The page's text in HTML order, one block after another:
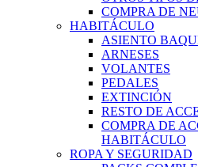
COMPRA DE
HABITÁCULO
ASIENTO
ARNESES
VOLANTES
PEDALES
EXTINCIÓN
RESTO DE
COMPRA DE
HABITÁCULO
ROPA Y SEGURIDAD